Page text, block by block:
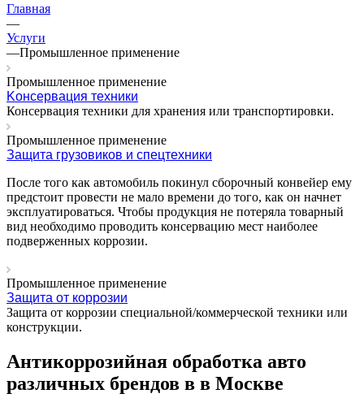
Главная
—
Услуги
—Промышленное применение
Промышленное применение
Kонсервация техники
Консервация техники для хранения или транспортировки.
Промышленное применение
Защита грузовиков и спецтехники
После того как автомобиль покинул сборочный конвейер ему
предстоит провести не мало времени до того, как он начнет
эксплуатироваться. Чтобы продукция не потеряла товарный
вид необходимо проводить консервацию мест наиболее
подверженных коррозии.
Промышленное применение
Защита от коррозии
Защита от коррозии специальной/коммерческой техники или
конструкции.
Антикоррозийная обработка авто
различных брендов в в Москве